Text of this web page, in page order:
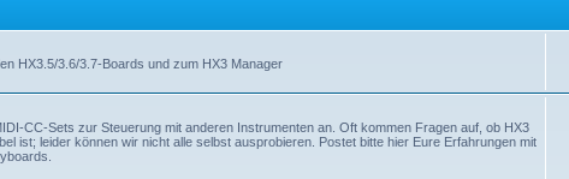
HX3.5/3.6/3.7-Boards und zum HX3 Manager
CC-Sets zur Steuerung mit anderen Instrumenten an. Oft kommen Fragen auf, ob HX3
ist; leider können wir nicht alle selbst ausprobieren. Postet bitte hier Eure Erfahrungen mit